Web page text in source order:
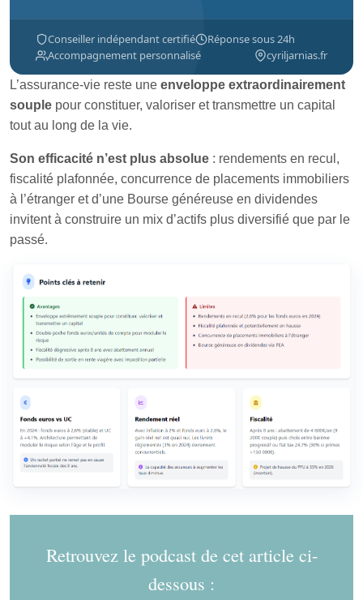
Conseiller indépendant certifié
Réponse sous 24h
Accompagnement personnalisé
cyriljarnias.fr
L’assurance-vie reste une enveloppe extraordinairement
souple pour constituer, valoriser et transmettre un capital
tout au long de la vie.
Son efficacité n’est plus absolue : rendements en recul,
fiscalité plafonnée, concurrence de placements immobiliers
à l’étranger et d’une Bourse généreuse en dividendes
invitent à construire un mix d’actifs plus diversifié que par le
passé.
Retrouvez le podcast de cet article ci-
dessous :